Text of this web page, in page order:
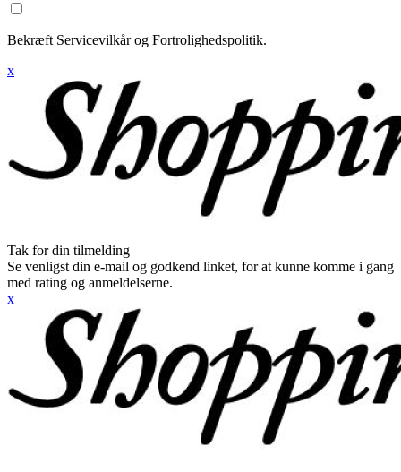
Bekræft Servicevilkår og Fortrolighedspolitik.
x
Tak for din tilmelding
Se venligst din e-mail og godkend linket, for at kunne komme i gang
med rating og anmeldelserne.
x